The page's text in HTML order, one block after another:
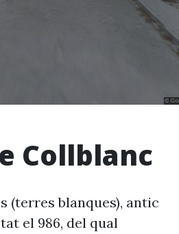
Collblanc
(terres blanques), antic
el 986, del qual